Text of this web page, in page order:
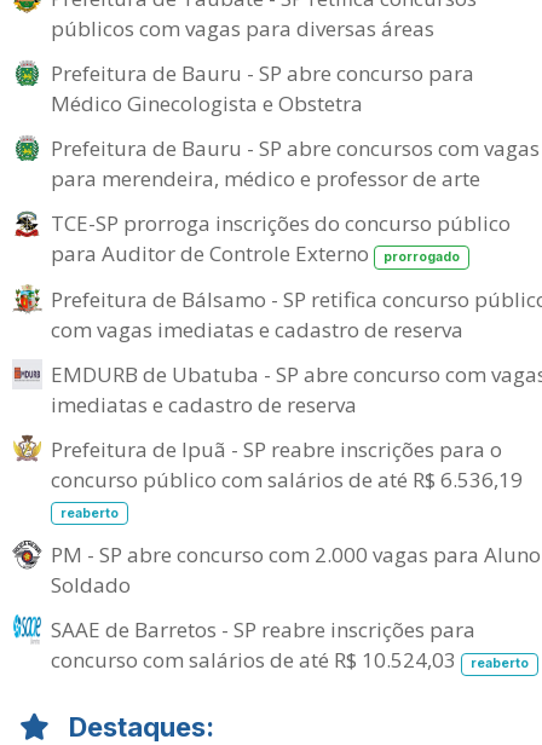
públicos com vagas para diversas áreas
Prefeitura de Bauru - SP abre concurso para
Médico Ginecologista e Obstetra
Prefeitura de Bauru - SP abre concursos com vagas
para merendeira, médico e professor de arte
TCE-SP prorroga inscrições do concurso público
para Auditor de Controle Externo
prorrogado
Prefeitura de Bálsamo - SP retifica concurso
com vagas imediatas e cadastro de reserva
EMDURB de Ubatuba - SP abre concurso com
imediatas e cadastro de reserva
Prefeitura de Ipuã - SP reabre inscrições para o
concurso público com salários de até R$ 6.536,19
reaberto
PM - SP abre concurso com 2.000 vagas para
Soldado
SAAE de Barretos - SP reabre inscrições para
concurso com salários de até R$ 10.524,03
reaberto
Destaques: